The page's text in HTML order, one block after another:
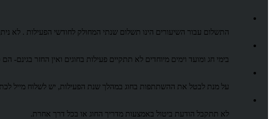
התשלום עבור השיעורים הינו תשלום שנתי המחולק לחודשי הפעילות . לא
בימי חג ומועד וימים מיוחדים לא תתקיים פעילות בחוגים ואין החזר בגינם-
על מנת לבטל את ההשתתפות בחוג במהלך שנת הפעילות, יש לשלוח מייל
לא תתקבל הודעת ביטול באמצעות מדריך החוג או בכל דרך אחרת.